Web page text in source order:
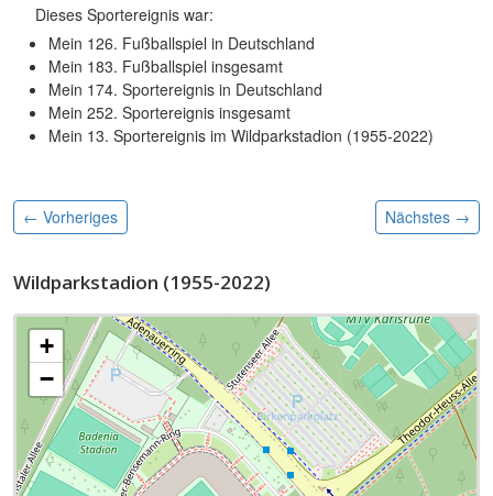
Dieses Sportereignis war:
Mein 126. Fußballspiel in Deutschland
Mein 183. Fußballspiel insgesamt
Mein 174. Sportereignis in Deutschland
Mein 252. Sportereignis insgesamt
Mein 13. Sportereignis im Wildparkstadion (1955-2022)
← Vorheriges Nächstes →
Wildparkstadion (1955-2022)
+
−